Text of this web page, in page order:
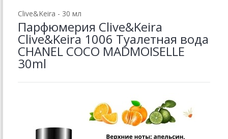
Clive&Keira - 30 мл
Парфюмерия Clive&Keira
Clive&Keira 1006 Туалетная вода
CHANEL COCO MADMOISELLE
30ml